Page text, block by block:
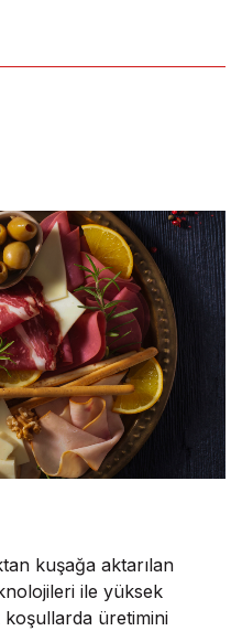
kuşağa aktarılan
ile yüksek
koşullarda üretimini